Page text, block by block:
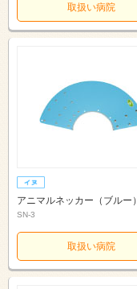
取扱い病院
アニマルネッカー（ブルー）
SN-3
取扱い病院